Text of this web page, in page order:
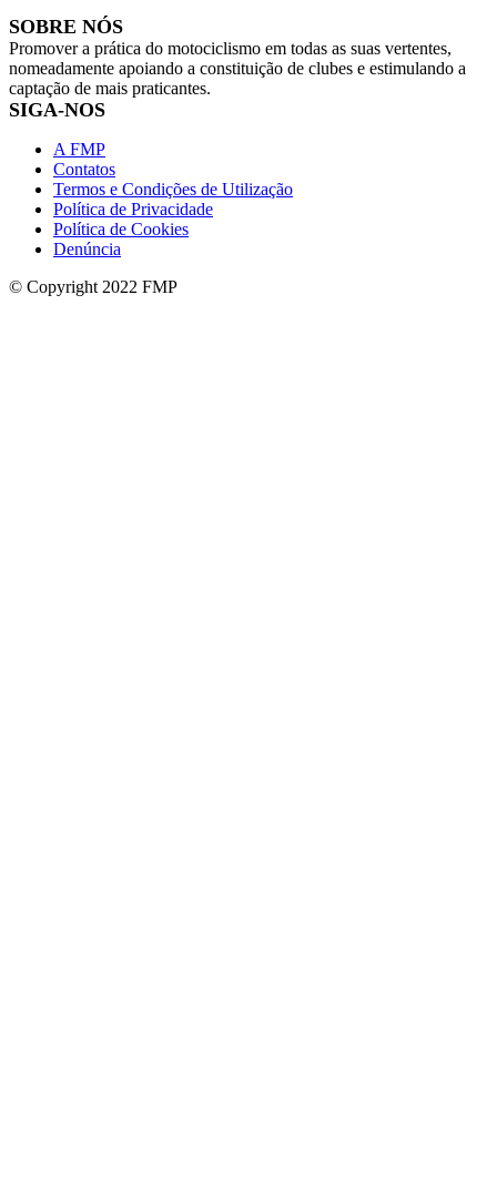
SOBRE NÓS
Promover a prática do motociclismo em todas as suas vertentes,
nomeadamente apoiando a constituição de clubes e estimulando a
captação de mais praticantes.
SIGA-NOS
A FMP
Contatos
Termos e Condições de Utilização
Política de Privacidade
Política de Cookies
Denúncia
© Copyright 2022 FMP